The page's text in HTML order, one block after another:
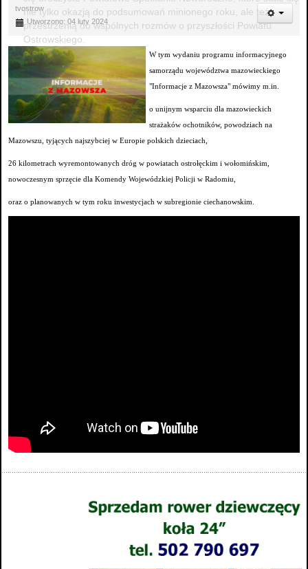
nie tylko okazją do podsumowań minionego roku, ale też
przestrzenią do wspólnych rozmów o przyszłości Powiatu
Ostrowskiego.
tvostrow
Utworzono: 04 luty 2024
W tym wydaniu programu informacyjnego
samorządu województwa mazowieckiego
"Informacje z Mazowsza" mówimy m.in.
o unijnym wsparciu dla mazowieckich
strażaków ochotników, powodziach na
Mazowszu, tyjących najszybciej w Europie polskich dzieciach,
26 kilometrach wyremontowanych dróg w powiatach ostrołęckim i wołomińskim,
nowoczesnym sprzęcie dla Komendy Wojewódzkiej Policji w Radomiu,
oraz o planowanych w tym roku inwestycjach w subregionie ciechanowskim.